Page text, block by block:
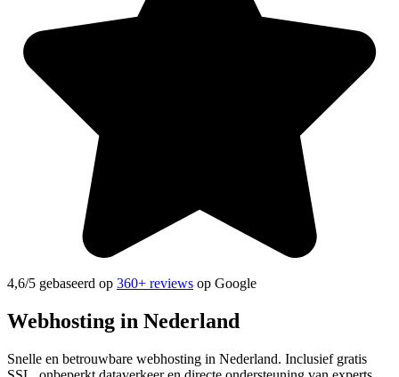
4,6/5 gebaseerd op 360+ reviews op Google
Webhosting in Nederland
Snelle en betrouwbare webhosting in Nederland. Inclusief gratis